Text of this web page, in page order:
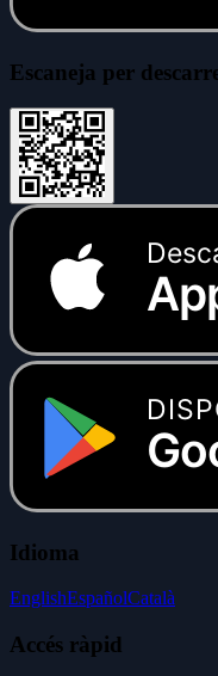
Escaneja per
Idioma
EnglishEspañolCatalà
Accés ràpid